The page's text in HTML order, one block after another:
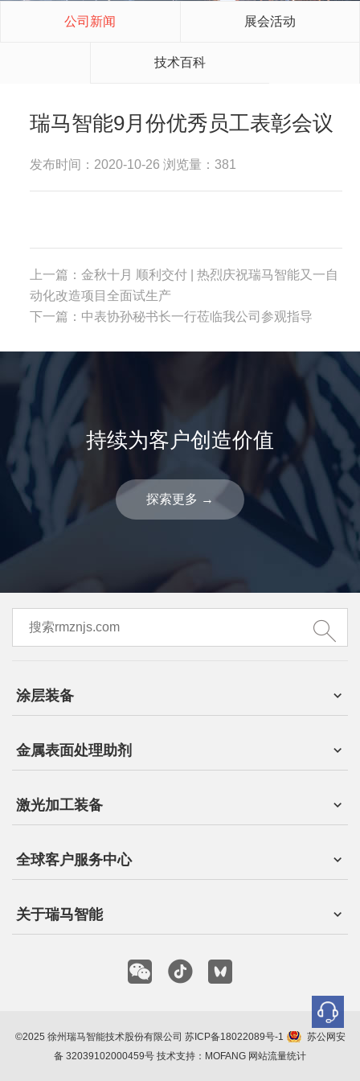
公司新闻 展会活动
技术百科
瑞马智能9月份优秀员工表彰会议
发布时间：2020-10-26 浏览量：381
上一篇： 金秋十月 顺利交付 | 热烈庆祝瑞马智能又一自
动化改造项目全面试生产
下一篇： 中表协孙秘书长一行莅临我公司参观指导
持续为客户创造价值
探索更多 →
涂层装备
金属表面处理助剂
激光加工装备
全球客户服务中心
关于瑞马智能
©2025 徐州瑞马智能技术股份有限公司 苏ICP备18022089号-1
苏公网安
备 32039102000459号 技术支持：MOFANG 网站流量统计